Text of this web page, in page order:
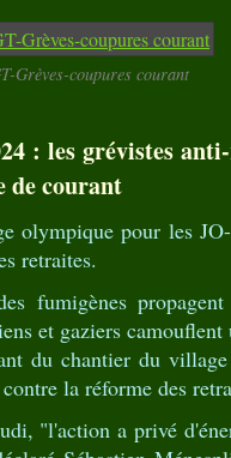
Grèves-coupures courant
: les grévistes
de courant
olympique pour les
retraites.
fumigènes
et gaziers
du chantier du
la réforme des
"l'action a privé